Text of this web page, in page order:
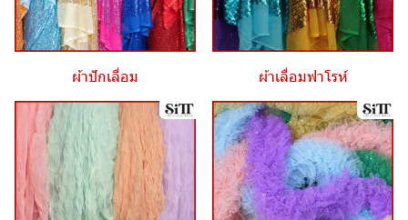
ผ้าปักเลื่อม ผ้าเลื่อมฟาโรห์